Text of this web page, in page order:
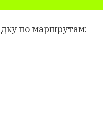
по маршрутам: